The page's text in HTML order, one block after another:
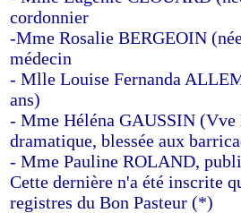
cordonnier
-Mme Rosalie BERGEOIN
médecin
- Mlle Louise Fernanda
ans)
- Mme Héléna GAUSSIN (Vve
dramatique, blessée aux
- Mme Pauline ROLAND,
Cette dernière n'a été inscrite
registres du Bon Pasteur (*)